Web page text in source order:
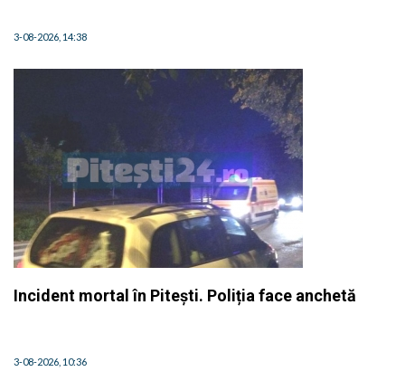
3-08-2026, 14:38
Incident mortal în Pitești. Poliția face anchetă
3-08-2026, 10:36